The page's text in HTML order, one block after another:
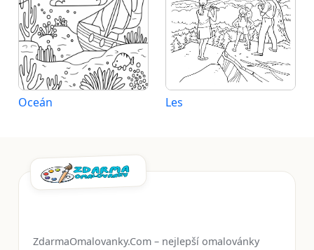
Oceán Les
ZdarmaOmalovanky.Com – nejlepší omalovánky